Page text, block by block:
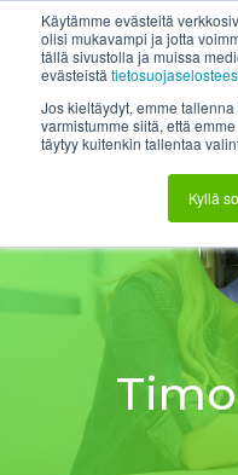
Käytämme evästeitä
olisi mukavampi ja jotta
tällä sivustolla ja muissa
evästeistä
Jos kieltäydyt, emme
varmistumme siitä, että
täytyy kuitenkin tallentaa
Kyllä
main
content.
System status